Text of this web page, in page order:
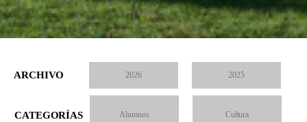
ARCHIVO 2026 2025
CATEGORÍAS Alumnos Cultura